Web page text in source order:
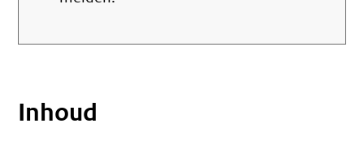
Inhoud